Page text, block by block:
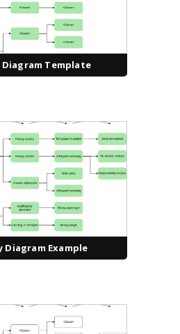
Diagram Template
Diagram Example